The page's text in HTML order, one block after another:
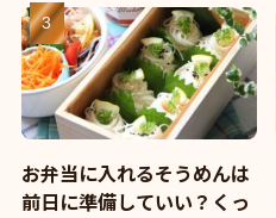
お弁当に入れるそうめんは
前日に準備していい？くっ